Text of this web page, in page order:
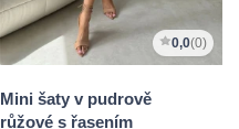
0,0(0)
Mini šaty v pudrově
růžové s řasením